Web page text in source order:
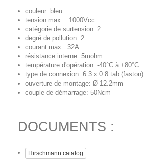
couleur: bleu
tension max. : 1000Vcc
catégorie de surtension: 2
degré de pollution: 2
courant max.: 32A
résistance interne: 5mohm
température d'opération: -40°C à +80°C
type de connexion: 6.3 x 0.8 tab (faston)
ouverture de montage: Ø 12.2mm
couple de démarrage: 50Ncm
DOCUMENTS :
Hirschmann catalog